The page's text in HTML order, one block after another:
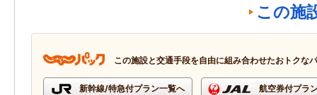
この施
この施設と交通手段を自由に組み合わせたおトクな
新幹線/特急付プラン一覧へ 航空券付プラ